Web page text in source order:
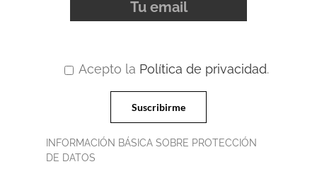
Acepto la Política de privacidad.
INFORMACIÓN BÁSICA SOBRE PROTECCIÓN
DE DATOS